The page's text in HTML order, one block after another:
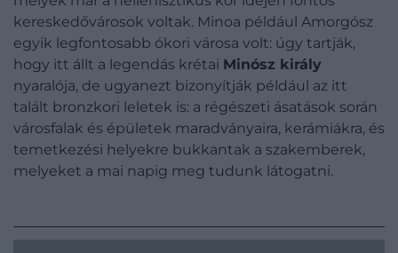
kereskedővárosok voltak. Minoa például Amorgósz
egyik legfontosabb ókori városa volt: úgy tartják,
hogy itt állt a legendás krétai Minósz király
nyaralója, de ugyanezt bizonyítják például az itt
talált bronzkori leletek is: a régészeti ásatások során
városfalak és épületek maradványaira, kerámiákra, és
temetkezési helyekre bukkantak a szakemberek,
melyeket a mai napig meg tudunk látogatni.